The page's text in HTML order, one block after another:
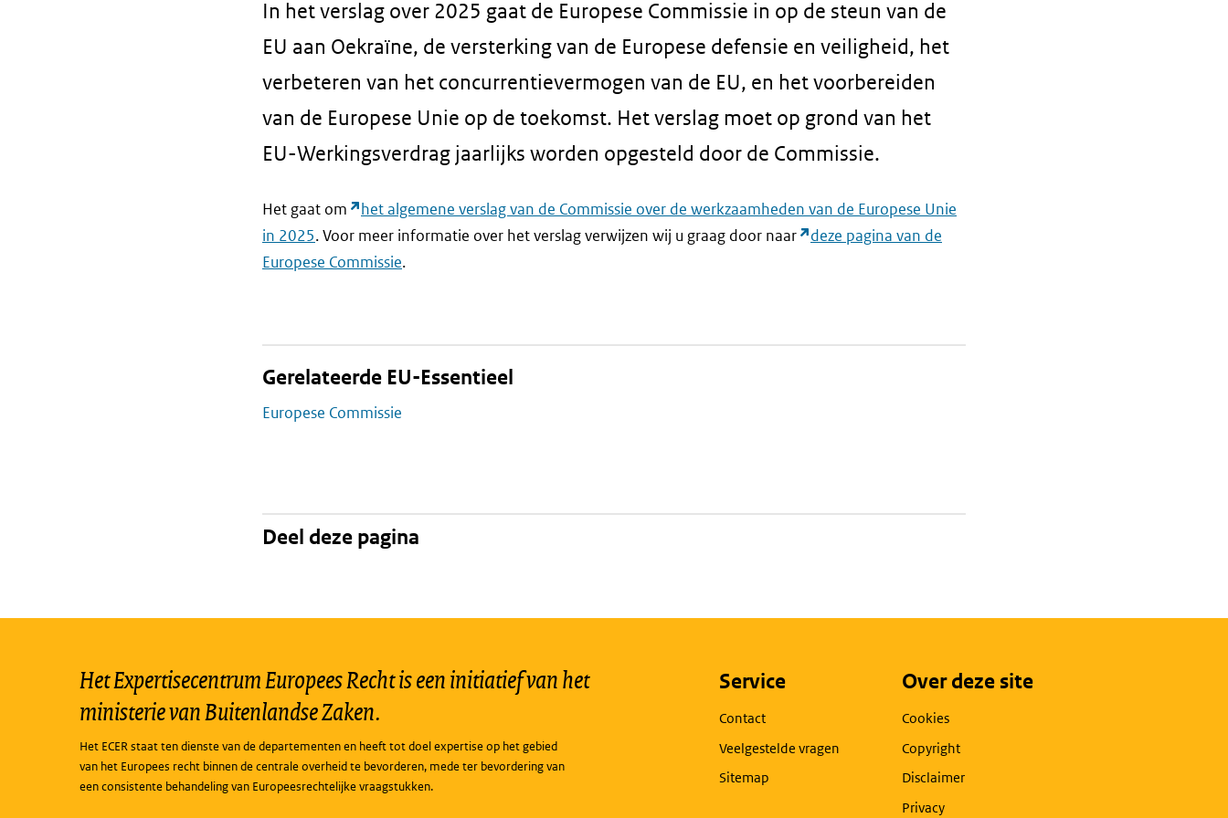
In het verslag over 2025 gaat de Europese Commissie in op de steun van de
EU aan Oekraïne, de versterking van de Europese defensie en veiligheid, het
verbeteren van het concurrentievermogen van de EU, en het voorbereiden
van de Europese Unie op de toekomst. Het verslag moet op grond van het
EU-Werkingsverdrag jaarlijks worden opgesteld door de Commissie.
Het gaat om
het algemene verslag van de Commissie over de werkzaamheden van de Europese Unie
in 2025. Voor meer informatie over het verslag verwijzen wij u graag door naar
deze pagina van de
Europese Commissie.
Gerelateerde EU-Essentieel
Europese Commissie
Deel deze pagina
Het Expertisecentrum Europees Recht is een initiatief van het
ministerie van Buitenlandse Zaken.
Het ECER staat ten dienste van de departementen en heeft tot doel expertise op het gebied
van het Europees recht binnen de centrale overheid te bevorderen, mede ter bevordering van
een consistente behandeling van Europeesrechtelijke vraagstukken.
Service
Contact
Veelgestelde vragen
Sitemap
Over deze site
Cookies
Copyright
Disclaimer
Privacy